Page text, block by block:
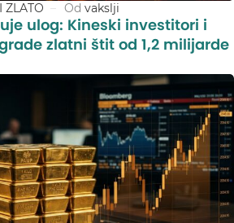
ZLATO Od vakslji
ulog: Kineski investitori i
zlatni štit od 1,2 milijarde